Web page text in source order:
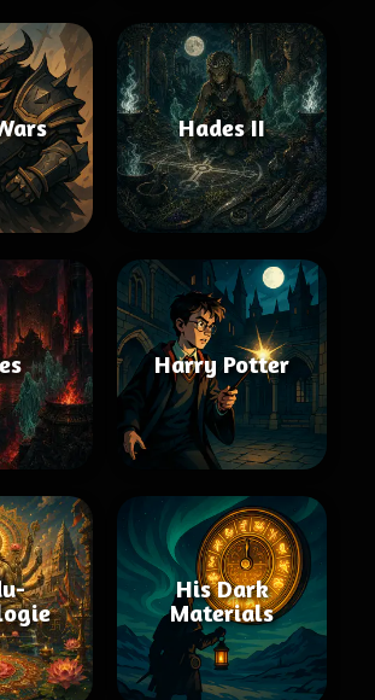
Hades II
Harry Potter
His Dark
Materials